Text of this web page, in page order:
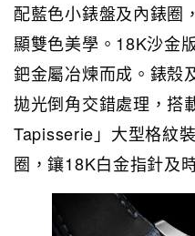
配藍色小錶盤及內錶圈
顯雙色美學。18K沙金
鈀金屬冶煉而成。錶殼
拋光倒角交錯處理，搭
Tapisserie」大型格紋
圈，鑲18K白金指針及